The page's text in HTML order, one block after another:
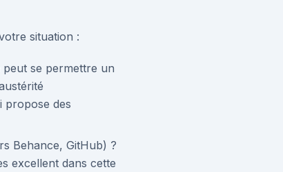
situation :
se permettre un
propose des
Behance, GitHub) ?
excellent dans cette